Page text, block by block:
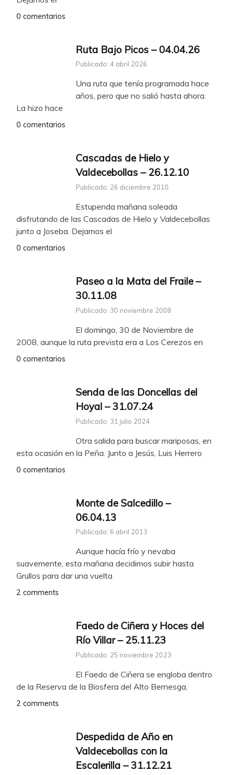
0 comentarios
Ruta Bajo Picos – 04.04.26
Publicado: 4 abril 2026
Una ruta que tenía programada hace
años, pero que no salió hasta ahora.
La hizo hace
0 comentarios
Cascadas de Hielo y
Valdecebollas – 26.12.10
Publicado: 26 diciembre 2010
Estupenda mañana soleada
disfrutando de las Cascadas de Hielo y Valdecebollas
junto a Joseba. Dejamos el
0 comentarios
Paseo a la Mata del Fraile –
30.11.08
Publicado: 30 noviembre 2008
El domingo, 30 de Noviembre de
2008, aunque la ruta prevista era a Los Cerezos en
0 comentarios
Senda de las Doncellas del
Hoyal – 31.07.24
Publicado: 31 julio 2024
Otra salida para buscar mariposas, en
esta ocasión en la Peña. Junto a Jesús, Luis Herrero
0 comentarios
Monte de Salcedillo –
06.04.13
Publicado: 6 abril 2013
Aunque hacía frío y nevaba
suavemente, esta mañana decidimos subir hasta
Grullos para dar una vuelta
2 comments
Faedo de Ciñera y Hoces del
Río Villar – 25.11.23
Publicado: 25 noviembre 2023
El Faedo de Ciñera se engloba dentro
de la Reserva de la Biosfera del Alto Bernesga,
2 comments
Despedida de Año en
Valdecebollas con la
Escalerilla – 31.12.21